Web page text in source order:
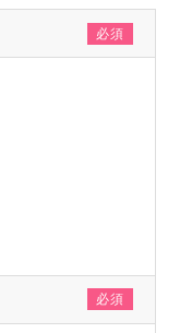
必須
必須